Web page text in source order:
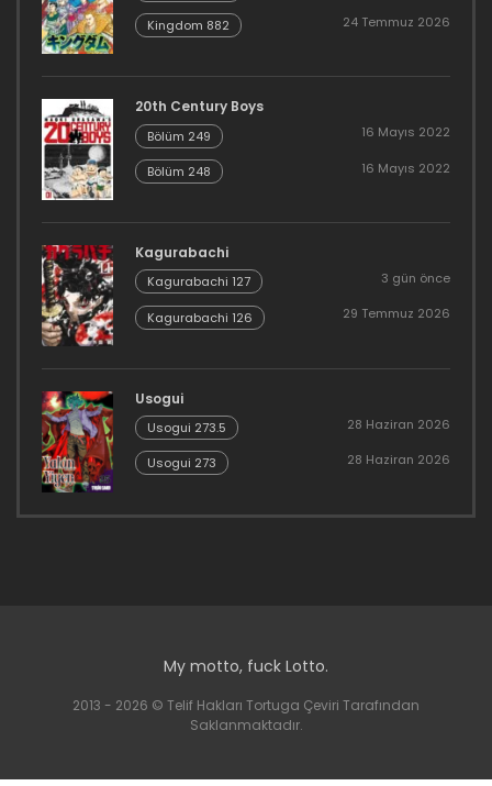
Kingdom 882 24 Temmuz 2026
20th Century Boys
Bölüm 249 16 Mayıs 2022
Bölüm 248 16 Mayıs 2022
Kagurabachi
Kagurabachi 127 3 gün önce
Kagurabachi 126 29 Temmuz 2026
Usogui
Usogui 273.5 28 Haziran 2026
Usogui 273 28 Haziran 2026
My motto, fuck Lotto.
2013 - 2026 © Telif Hakları Tortuga Çeviri Tarafından
Saklanmaktadır.